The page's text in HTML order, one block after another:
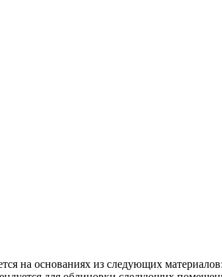
на основаниях из следующих